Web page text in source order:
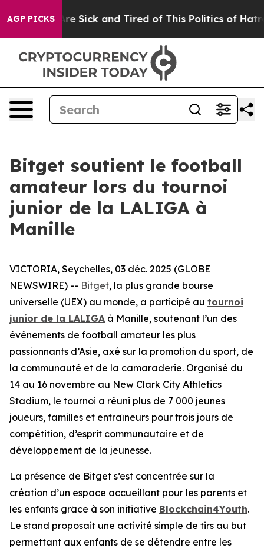
AGP PICKSAre Sick and Tired of This Politics of Hatred”
Bitget soutient le football
amateur lors du tournoi
junior de la LALIGA à
Manille
VICTORIA, Seychelles, 03 déc. 2025 (GLOBE
NEWSWIRE) -- Bitget, la plus grande bourse
universelle (UEX) au monde, a participé au tournoi
junior de la LALIGA à Manille, soutenant l’un des
événements de football amateur les plus
passionnants d’Asie, axé sur la promotion du sport, de
la communauté et de la camaraderie. Organisé du
14 au 16 novembre au New Clark City Athletics
Stadium, le tournoi a réuni plus de 7 000 jeunes
joueurs, familles et entraîneurs pour trois jours de
compétition, d’esprit communautaire et de
développement de la jeunesse.
La présence de Bitget s’est concentrée sur la
création d’un espace accueillant pour les parents et
les enfants grâce à son initiative Blockchain4Youth.
Le stand proposait une activité simple de tirs au but
permettant aux enfants de se détendre entre les